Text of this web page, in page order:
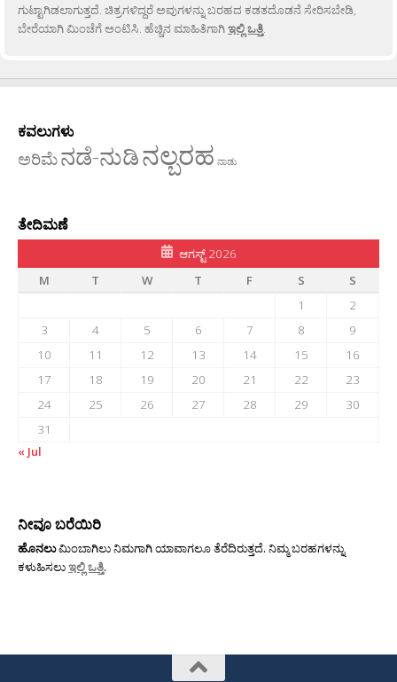
ಗುಟ್ಟಾಗಿಡಲಾಗುತ್ತದೆ. ಚಿತ್ರಗಳಿದ್ದರೆ ಅವುಗಳನ್ನು ಬರಹದ ಕಡತದೊಡನೆ ಸೇರಿಸಬೇಡಿ,
ಬೇರೆಯಾಗಿ ಮಿಂಚೆಗೆ ಅಂಟಿಸಿ. ಹೆಚ್ಚಿನ ಮಾಹಿತಿಗಾಗಿಇಲ್ಲಿ ಒತ್ತಿ.
ಕವಲುಗಳು
ಅರಿಮೆನಡೆ-ನುಡಿನಲ್ಬರಹ ನಾಡು
ತೇದಿಮಣೆ
ಆಗಸ್ಟ್ 2026
M
T W T F S
S
1
2
3
4 5 6 7 8
9
10
11 12 13 14 15
16
17
18 19 20 21 22
23
24
25 26 27 28 29
30
31
« Jul
ನೀವೂ ಬರೆಯಿರಿ
ಹೊನಲುಮಿಂಬಾಗಿಲು ನಿಮಗಾಗಿ ಯಾವಾಗಲೂ ತೆರೆದಿರುತ್ತದೆ. ನಿಮ್ಮ ಬರಹಗಳನ್ನು
ಕಳುಹಿಸಲುಇಲ್ಲಿ ಒತ್ತಿ.